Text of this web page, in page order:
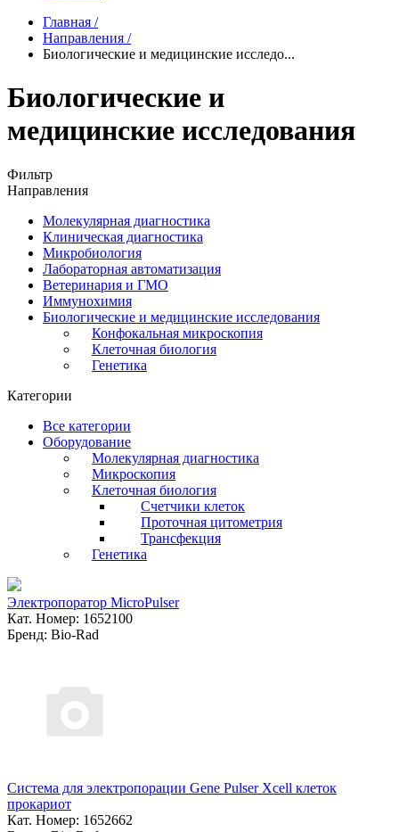
Главная /
Направления /
Биологические и медицинские исследо...
Биологические и
медицинские исследования
Фильтр
Направления
Молекулярная диагностика
Клиническая диагностика
Микробиология
Лабораторная автоматизация
Ветеринария и ГМО
Иммунохимия
Биологические и медицинские исследования
Конфокальная микроскопия
Клеточная биология
Генетика
Категории
Все категории
Оборудование
Молекулярная диагностика
Микроскопия
Клеточная биология
Счетчики клеток
Проточная цитометрия
Трансфекция
Генетика
Электропоратор MicroPulser
Кат. Номер: 1652100
Бренд: Bio-Rad
Система для электропорации Gene Pulser Xcell клеток
прокариот
Кат. Номер: 1652662